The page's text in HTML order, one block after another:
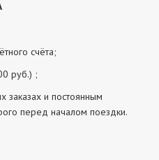
счёта;
руб.) ;
заказах и постоянным
перед началом поездки.